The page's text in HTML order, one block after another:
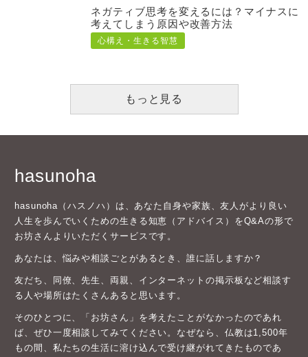
ネガティブ思考を変えるには？マイナスに
考えてしまう原因や改善方法
心構え・生きる智慧
もっと見る
hasunoha
hasunoha（ハスノハ）は、あなた自身や家族、友人がより良い
人生を歩んでいくための生きる知恵（アドバイス）をQ&Aの形で
お坊さんよりいただくサービスです。
あなたは、悩みや相談ごとがあるとき、誰に話しますか？
友だち、同僚、先生、両親、インターネットの掲示板など相談す
る人や場所はたくさんあると思います。
そのひとつに、「お坊さん」を考えたことがなかったのであれ
ば、ぜひ一度相談してみてください。なぜなら、仏教は1,500年
もの間、私たちの生活に溶け込んで受け継がれてきたものであ